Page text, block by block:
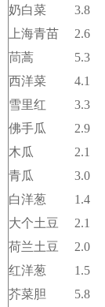
奶白菜
3.8
上海青苗
2.6
茼蒿
5.3
西洋菜
4.1
雪里红
3.3
佛手瓜
2.9
木瓜
2.1
青瓜
3.0
白洋葱
1.4
大个土豆
2.1
荷兰土豆
2.0
红洋葱
1.5
芥菜胆
5.8